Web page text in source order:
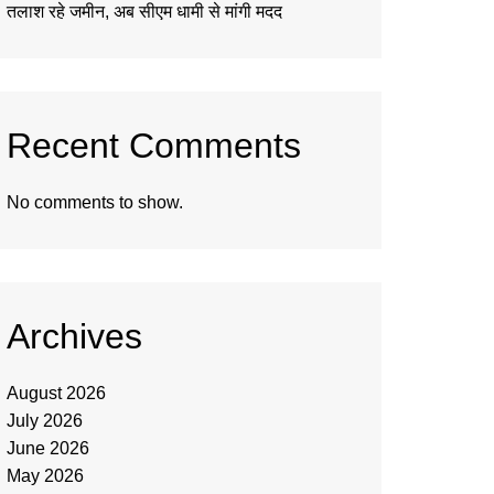
तलाश रहे जमीन, अब सीएम धामी से मांगी मदद
Recent Comments
No comments to show.
Archives
August 2026
July 2026
June 2026
May 2026